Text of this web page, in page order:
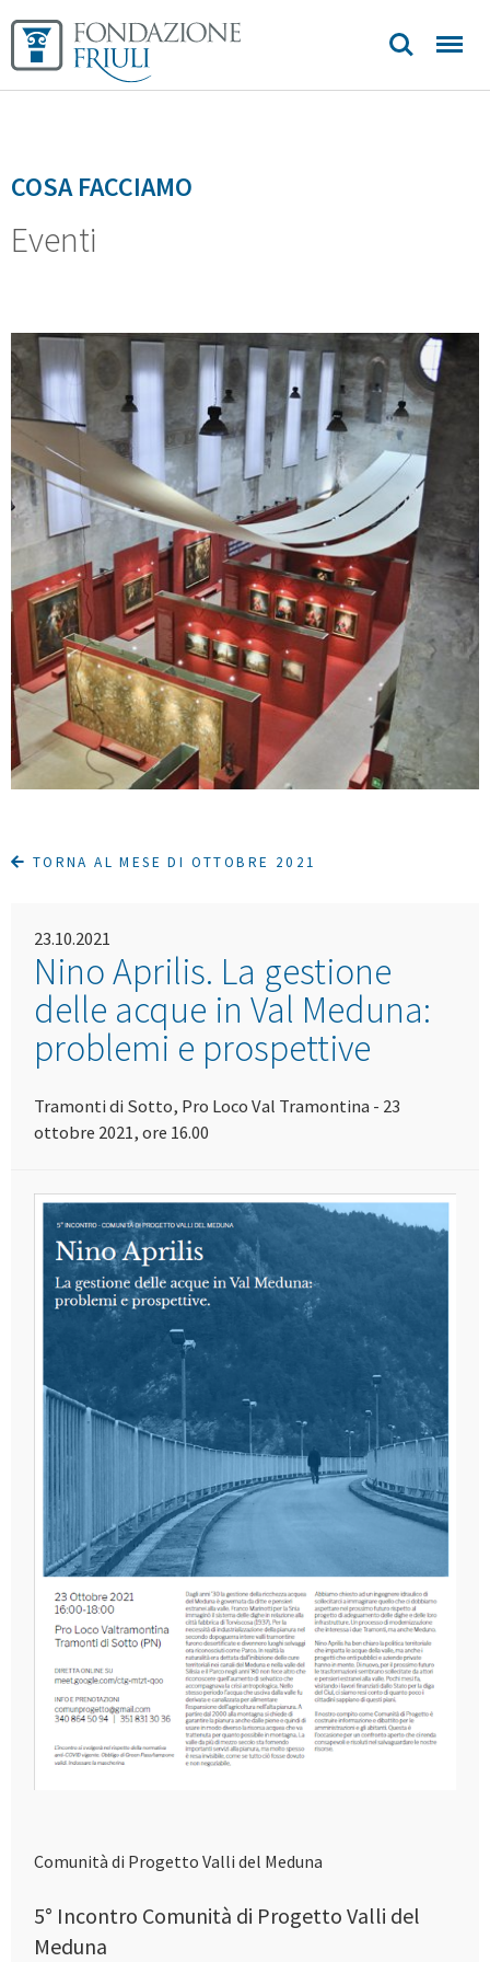
contatti
COSA FACCIAMO
Eventi
TORNA AL MESE DI OTTOBRE 2021
23.10.2021
Nino Aprilis. La gestione
delle acque in Val Meduna:
problemi e prospettive
Tramonti di Sotto, Pro Loco Val Tramontina - 23
ottobre 2021, ore 16.00
Comunità di Progetto Valli del Meduna
5° Incontro Comunità di Progetto Valli del
Meduna